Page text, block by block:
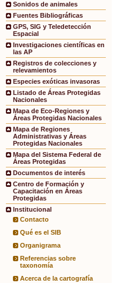
Sonidos de animales
Fuentes Bibliográficas
GPS, SIG y Teledetección
Espacial
Investigaciones científicas en
las AP
Registros de colecciones y
relevamientos
Especies exóticas invasoras
Listado de Áreas Protegidas
Nacionales
Mapa de Eco-Regiones y
Áreas Protegidas Nacionales
Mapa de Regiones
Administrativas y Áreas
Protegidas Nacionales
Mapa del Sistema Federal de
Áreas Protegidas
Documentos de interés
Centro de Formación y
Capacitación en Áreas
Protegidas
Institucional
Contacto
Qué es el SIB
Organigrama
Referencias sobre
taxonomía
Acerca de la cartografía